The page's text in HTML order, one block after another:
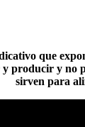
que
producir y no
sirven para